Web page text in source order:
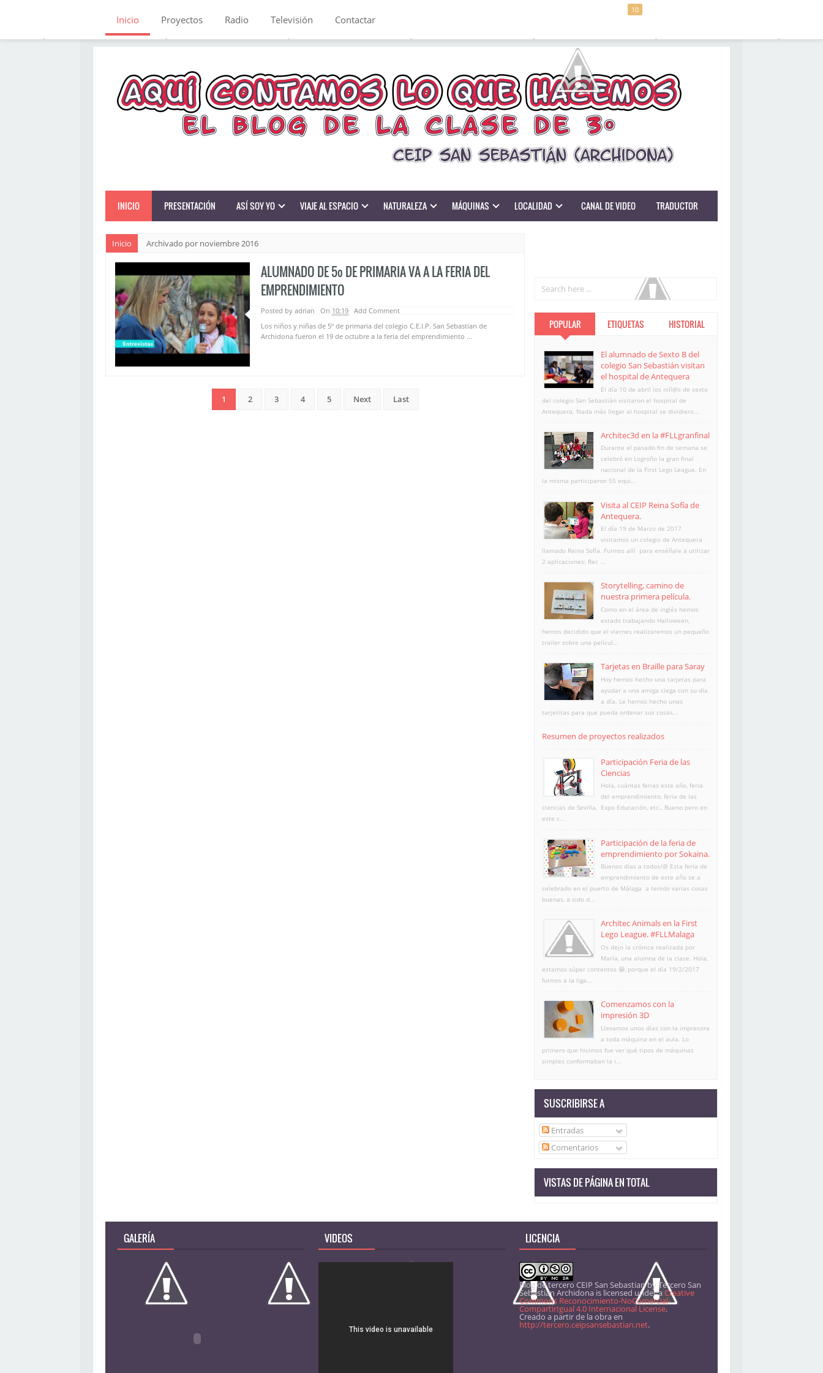
Inicio Proyectos Radio Televisión Contactar
INICIO PRESENTACIÓN ASÍ SOY YO VIAJE AL ESPACIO NATURALEZA MÁQUINAS LOCALIDAD CANAL DE VIDEO TRADUCTOR
Inicio Archivado por noviembre 2016
ALUMNADO DE 5º DE PRIMARIA VA A LA FERIA DEL
EMPRENDIMIENTO
Posted by adrian On 10:19 Add Comment
Los niños y niñas de 5º de primaria del colegio C.E.I.P. San Sebastian de
Archidona fueron el 19 de octubre a la feria del emprendimiento ...
1 2 3 4 5 Next Last
POPULAR ETIQUETAS HISTORIAL
El alumnado de Sexto B del
colegio San Sebastián visitan
el hospital de Antequera
El día 10 de abril los niñ@s de sexto
del colegio San Sebastián visitaron el hospital de
Antequera. Nada más llegar al hospital se dividiero...
Architec3d en la #FLLgranfinal
Durante el pasado fin de semana se
celebró en Logroño la gran final
nacional de la First Lego League. En
la misma participaron 55 equi...
Visita al CEIP Reina Sofía de
Antequera.
El día 19 de Marzo de 2017
visitamos un colegio de Antequera
llamado Reina Sofía. Fuimos allí para enséñale a utilizar
2 aplicaciones: Rec ...
Storytelling, camino de
nuestra primera película.
Como en el área de inglés hemos
estado trabajando Halloween,
hemos decidido que el viernes realizaremos un pequeño
trailer sobre una películ...
Tarjetas en Braille para Saray
Hoy hemos hecho una tarjetas para
ayudar a una amiga ciega con su día
a día. Le hemos hecho unas
tarjetitas para que pueda ordenar sus cosas...
Resumen de proyectos realizados
Participación Feria de las
Ciencias
Hola, cuántas ferias este año, feria
del emprendimiento, feria de las
ciencias de Sevilla, Expo Educación, etc.. Bueno pero en
este c...
Participación de la feria de
emprendimiento por Sokaina.
Buenos días a todos/@ Esta feria de
emprendimiento de este año se a
celebrado en el puerto de Málaga a tenido varias cosas
buenas, a sido d...
Architec Animals en la First
Lego League. #FLLMalaga
Os dejo la crónica realizada por
María, una alumna de la clase. Hola,
estamos súper contentos 😁, porque el día 19/2/2017
fuimos a la liga...
Comenzamos con la
impresión 3D
Llevamos unos días con la impresora
a toda máquina en el aula. Lo
primero que hicimos fue ver qué tipos de máquinas
simples conformaban la i...
SUSCRIBIRSE A
Entradas
Comentarios
VISTAS DE PÁGINA EN TOTAL
GALERÍA VIDEOS LICENCIA
Blog de tercero CEIP San Sebastianby Tercero San
Sebastián Archidona is licensed under a Creative
Commons Reconocimiento-NoComercial-
CompartirIgual 4.0 Internacional License.
Creado a partir de la obra en
http://tercero.ceipsansebastian.net.
10